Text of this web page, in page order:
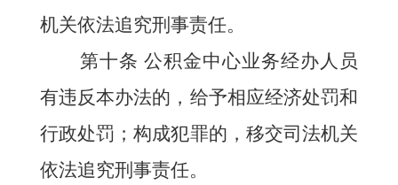
机关依法追究刑事责任。
第十条 公积金中心业务经办人员
有违反本办法的，给予相应经济处罚和
行政处罚；构成犯罪的，移交司法机关
依法追究刑事责任。